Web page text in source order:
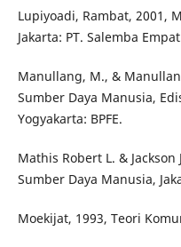
Lupiyoadi, Rambat, 2001,
Jakarta: PT. Salemba
Manullang, M., &
Sumber Daya Manusia,
Yogyakarta: BPFE.
Mathis Robert L. &
Sumber Daya Manusia,
Moekijat, 1993, Teori